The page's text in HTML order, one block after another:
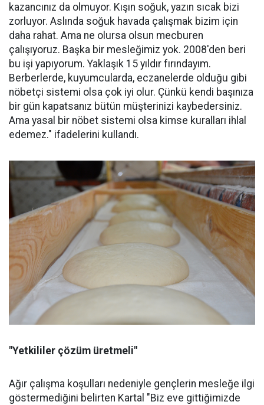
kazancınız da olmuyor. Kışın soğuk, yazın sıcak bizi
zorluyor. Aslında soğuk havada çalışmak bizim için
daha rahat. Ama ne olursa olsun mecburen
çalışıyoruz. Başka bir mesleğimiz yok. 2008'den beri
bu işi yapıyorum. Yaklaşık 15 yıldır fırındayım.
Berberlerde, kuyumcularda, eczanelerde olduğu gibi
nöbetçi sistemi olsa çok iyi olur. Çünkü kendi başınıza
bir gün kapatsanız bütün müşterinizi kaybedersiniz.
Ama yasal bir nöbet sistemi olsa kimse kuralları ihlal
edemez." ifadelerini kullandı.
"Yetkililer çözüm üretmeli"
Ağır çalışma koşulları nedeniyle gençlerin mesleğe ilgi
göstermediğini belirten Kartal "Biz eve gittiğimizde